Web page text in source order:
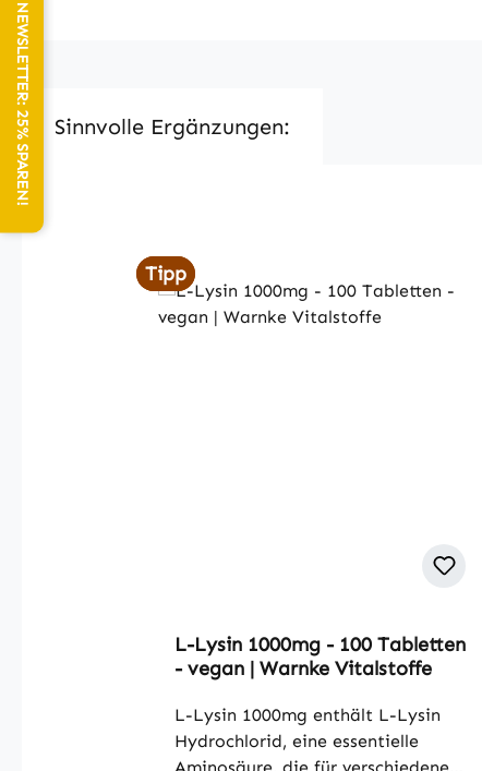
NEWSLETTER: 25% SPAREN! Sinnvolle Ergänzungen:
Tipp
Tipp
L-Lysin 1000mg - 100 Tabletten
- vegan | Warnke Vitalstoffe
L-Lysin 1000mg enthält L-Lysin
Hydrochlorid, eine essentielle